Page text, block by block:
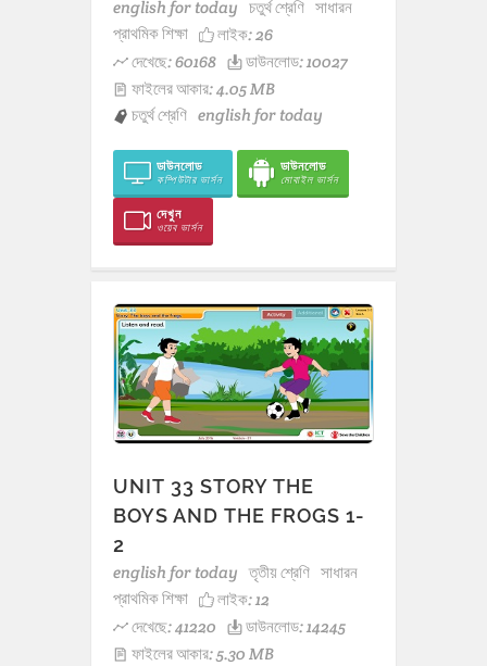
english for today চতুর্থ শ্রেণি সাধারন
প্রাথমিক শিক্ষা
লাইক:26
দেখেছে: 60168
ডাউনলোড: 10027
ফাইলের আকার: 4.05 MB
চতুর্থ শ্রেণি english for today
ডাউনলোড
কম্পিউটার ভার্সন
ডাউনলোড
মোবাইল ভার্সন
দেখুন
ওয়েব ভার্সন
UNIT 33 STORY THE
BOYS AND THE FROGS 1-
2
english for today তৃতীয় শ্রেণি সাধারন
প্রাথমিক শিক্ষা
লাইক:12
দেখেছে: 41220
ডাউনলোড: 14245
ফাইলের আকার: 5.30 MB